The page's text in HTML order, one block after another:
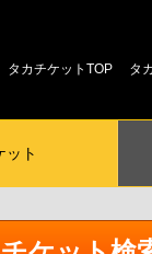
タカチケットTOP タ
ット